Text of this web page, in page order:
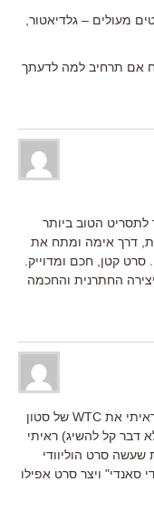
מעולים – גלדיאטור,
אם תרחיב למה לדעתך
הטוב ביותר
דרך אימה ומתח את
קטן, חכם ומדוייק.
החתרנית והחכמה
חייב להסכים עם מירון על טיסה 93. אחרי שראיתי את WTC של סטון
דבר קל להשיג) ראיתי
שעשה סרט הוליוודי
סאנדי" ויצר סרט אפילו